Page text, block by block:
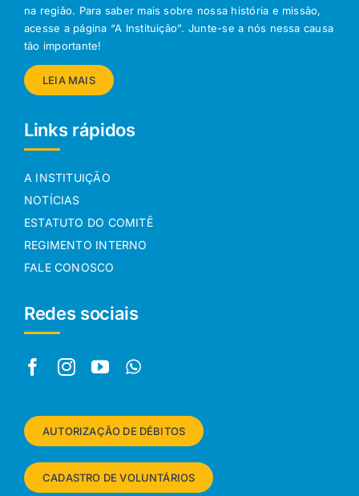
na região. Para saber mais sobre nossa história e missão,
acesse a página “A Instituição”. Junte-se a nós nessa causa
tão importante!
LEIA MAIS
Links rápidos
A INSTITUIÇÃO
NOTÍCIAS
ESTATUTO DO COMITÊ
REGIMENTO INTERNO
FALE CONOSCO
Redes sociais
AUTORIZAÇÃO DE DÉBITOS
CADASTRO DE VOLUNTÁRIOS